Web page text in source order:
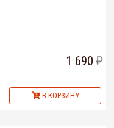
1 690
В КОРЗИНУ